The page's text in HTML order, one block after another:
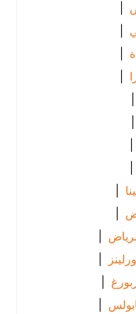
|
|
|
|